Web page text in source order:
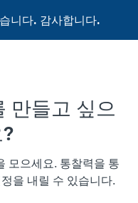
니다. 감사합니다.
만들고 싶으
모으세요. 통찰력을 통
을 내릴 수 있습니다.